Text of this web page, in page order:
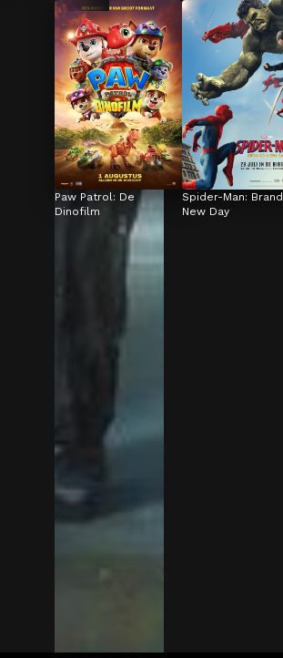
Paw Patrol: De
Dinofilm
Spider-Man: Brand
New Day